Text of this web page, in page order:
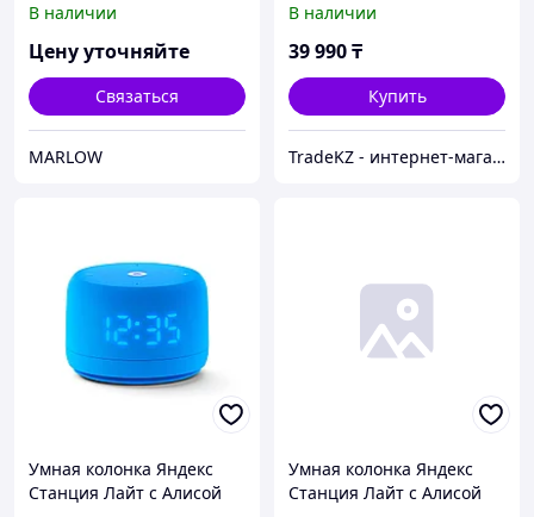
помощник Алиса, 5 Вт,
Wi-Fi, BT5.0, беж ...
В наличии
Цену уточняйте
Связаться
MARLOW
Фиолетовый
В наличии
39 990₸
Купить
TradeKZ - интернет-магазин
Умная колонка Яндекс
Станция Лайт с Алисой
Умная колонка Яндекс
Станция Лайт с Алисой